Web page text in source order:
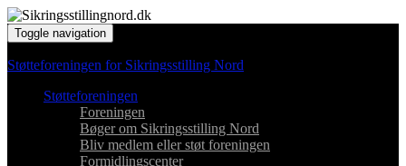
Toggle navigation
Støtteforeningen for Sikringsstilling Nord
Støtteforeningen
Foreningen
Bøger om Sikringsstilling Nord
Bliv medlem eller støt foreningen
Formidlingscenter